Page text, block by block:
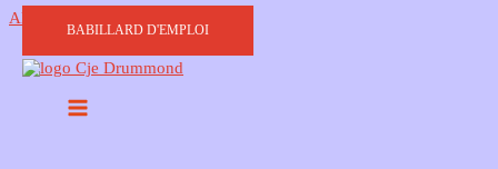
Aller au contenu
BABILLARD D'EMPLOI